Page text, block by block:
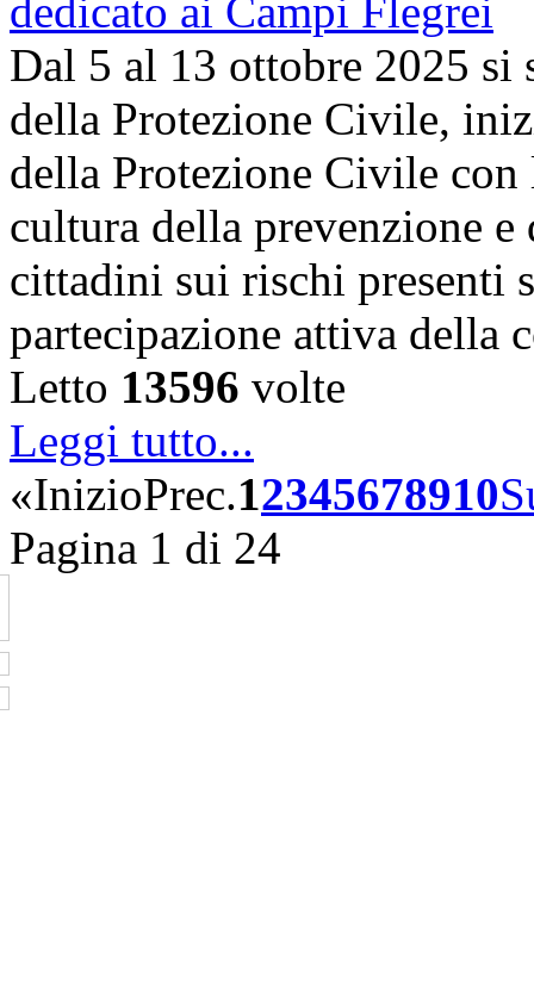
Dal 5 al 13 ottobre 2025 si
della Protezione Civile,
della Protezione Civile
cultura della prevenzione
cittadini sui rischi presenti
partecipazione attiva
Letto 13596 volte
Leggi tutto...
«InizioPrec.12345678910
Pagina 1 di 24